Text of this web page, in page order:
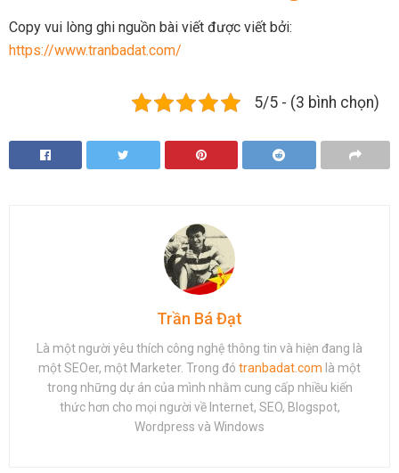
Copy vui lòng ghi nguồn bài viết được viết bởi:
https://www.tranbadat.com/
5/5 - (3 bình chọn)
Trần Bá Đạt
Là một người yêu thích công nghệ thông tin và hiện đang là
một SEOer, một Marketer. Trong đó tranbadat.com là một
trong những dự án của mình nhằm cung cấp nhiều kiến
thức hơn cho mọi người về Internet, SEO, Blogspot,
Wordpress và Windows